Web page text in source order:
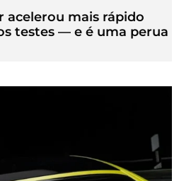
acelerou mais rápido
testes — e é uma perua